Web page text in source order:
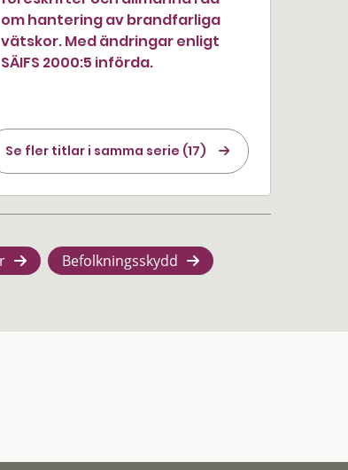
om hantering av brandfarliga
vätskor. Med ändringar enligt
SÄIFS 2000:5 införda.
Se fler titlar i samma serie (17)
Befolkningsskydd